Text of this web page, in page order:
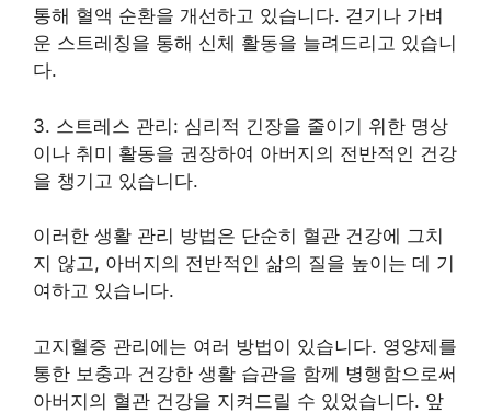
통해 혈액 순환을 개선하고 있습니다. 걷기나 가벼
운 스트레칭을 통해 신체 활동을 늘려드리고 있습니
다.
3. 스트레스 관리: 심리적 긴장을 줄이기 위한 명상
이나 취미 활동을 권장하여 아버지의 전반적인 건강
을 챙기고 있습니다.
이러한 생활 관리 방법은 단순히 혈관 건강에 그치
지 않고, 아버지의 전반적인 삶의 질을 높이는 데 기
여하고 있습니다.
고지혈증 관리에는 여러 방법이 있습니다. 영양제를
통한 보충과 건강한 생활 습관을 함께 병행함으로써
아버지의 혈관 건강을 지켜드릴 수 있었습니다. 앞